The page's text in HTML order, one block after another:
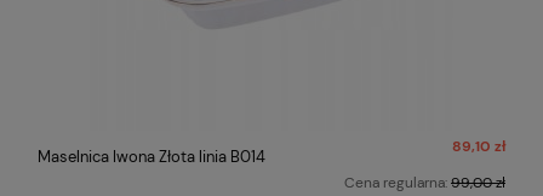
Maselnica Iwona Złota linia B014
89,10 zł
Cena regularna:99,00 zł